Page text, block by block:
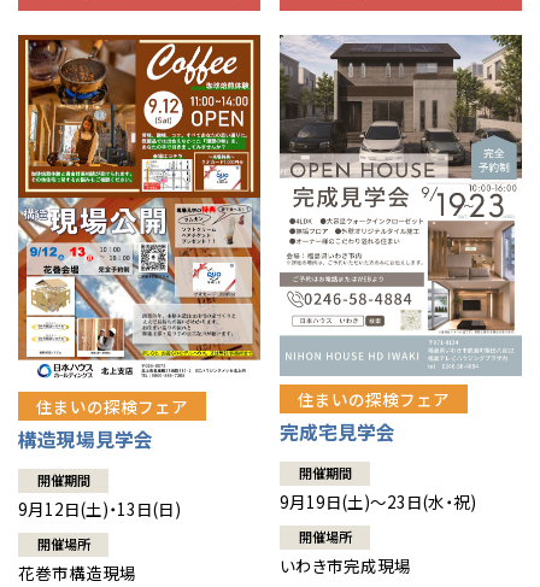
住まいの探検フェア
構造現場見学会
開催期間
9月12日(土)・13日(日)
開催場所
花巻市構造現場
住まいの探検フェア
完成宅見学会
開催期間
9月19日(土)～23日(水・祝)
開催場所
いわき市完成現場